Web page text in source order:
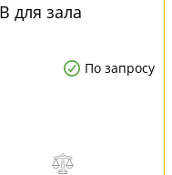
для зала
По запросу